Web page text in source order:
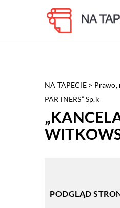
NA TAPECIE > Prawo,
PARTNERS” Sp.k
PODGLĄD